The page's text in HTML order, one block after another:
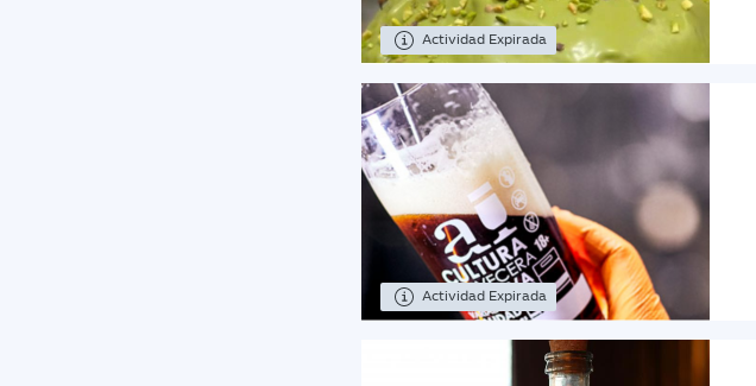
Actividad Expirada
Actividad Expirada